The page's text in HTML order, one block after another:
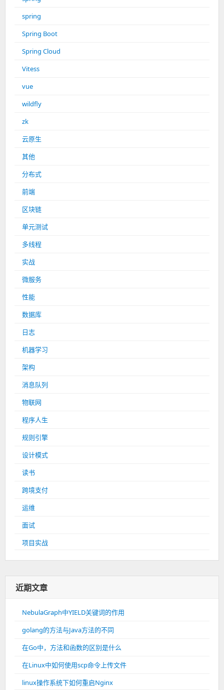
spring
Spring Boot
Spring Cloud
Vitess
vue
wildfly
zk
云原生
其他
分布式
前端
区块链
单元测试
多线程
实战
微服务
性能
数据库
日志
机器学习
架构
消息队列
物联网
程序人生
规则引擎
设计模式
读书
跨境支付
运维
面试
项目实战
近期文章
NebulaGraph中YIELD关键词的作用
golang的方法与Java方法的不同
在Go中，方法和函数的区别是什么
在Linux中如何使用scp命令上传文件
linux操作系统下如何重启Nginx